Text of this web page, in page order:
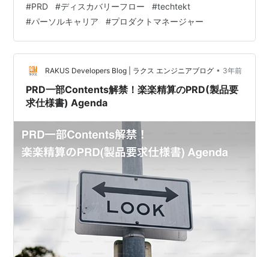
浸透と改善：チームの反発を乗り越えた「対話」と「学
習」 結果・学び 取り組みがもたらした、確かな成果 最
大の学び：「完璧」ではなく「改善」を前提とすること
おわりに はじめに 私たちは、従業員数7,000名を超える
人材会社に所属し、ダイレクトリクルーティング…
#PRD #ディスカバリーフロー #techtekt
#パーソルキャリア #プロダクトマネージャー
RAKUS Developers Blog | ラクス エンジニアブログ • 3年前
PRD一部Contents解禁！楽楽精算のPRD(製品要
求仕様書) Agenda